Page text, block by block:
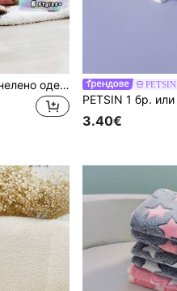
1 бр. Супер меко фланелено одеяло за домашни любимци - уютно сиво одеяло за кучета и котки с неплъзгащи се сладки отпечатъци на лапи, топло, водоустойчиво, леко за малки и средни домашни любимци, преносимо за легло, кола, диван, вътрешна и външна употреба PETSIN
3.40€